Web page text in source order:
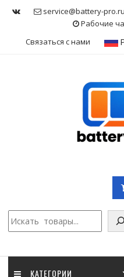
service@battery-pro.ru
Рабочие
Связаться с нами
КАТЕГОРИИ